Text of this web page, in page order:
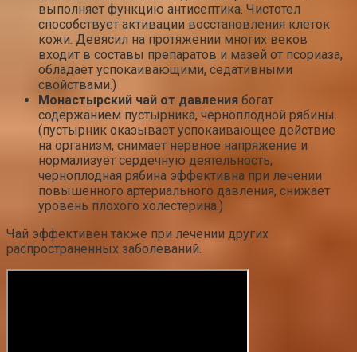
выполняет функцию антисептика. Чистотел
способствует активации восстановления клеток
кожи. Девясил на протяжении многих веков
входит в составы препаратов и мазей от псориаза,
обладает успокаивающими, седативными
свойствами.)
Монастырский чай от давления богат
содержанием пустырника, черноплодной рябины.
(пустырник оказывает успокаивающее действие
на организм, снимает нервное напряжение и
нормализует сердечную деятельность,
черноплодная рябина эффективна при лечении
повышенного артериального давления, снижает
уровень плохого холестерина.)
Чай эффективен также при лечении других
распространенных заболеваний.